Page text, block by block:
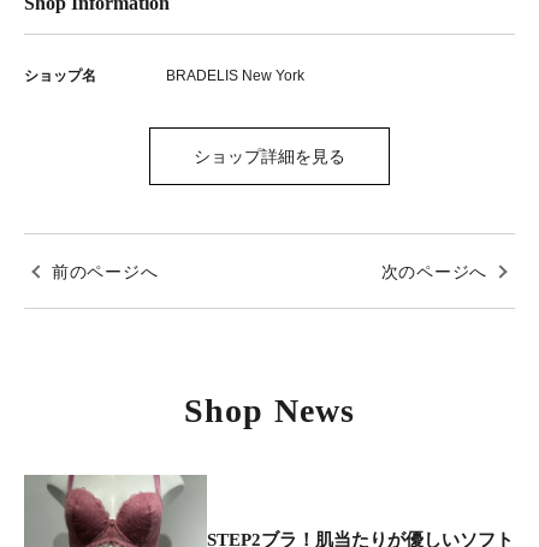
ショップ名 BRADELIS New York
ショップ詳細を見る
前のページへ 次のページへ
Shop News
STEP2ブラ！肌当たりが優しいソフト